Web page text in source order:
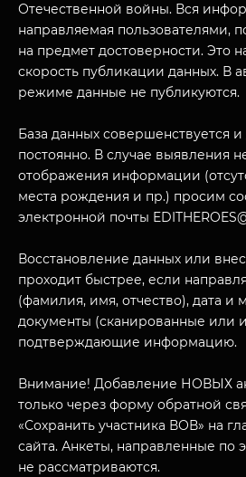
МУЗЕЙНЫЙ
НАЗАД
Отечественной войны. Вся
направляемая пользователями,
на предмет достоверности. Это
скорость публикации данных. В
режиме данные не публикуются.
База данных совершенствуется и
постоянно. В случае выявления
отображения информации
места рождения и пр.) просим
электронной почты
Восстановление данных или
проходит быстрее, если
(фамилия, имя, отчество), дата и
документы (сканированные или
подтверждающие информацию.
Внимание! Добавление НОВЫХ
только через форму обратной
«Сохранить участника ВОВ» на
сайта. Анкеты, направленные по
не рассматриваются.